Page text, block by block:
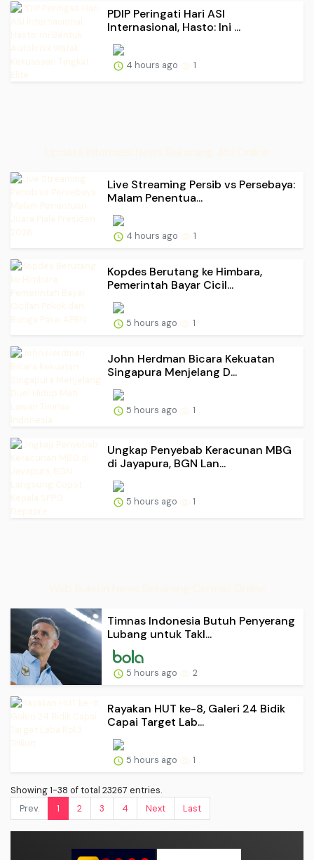
PDIP Peringati Hari ASI
Internasional, Hasto: Ini ...
4 hours ago 1
Live Streaming Persib vs Persebaya:
Malam Penentua...
4 hours ago 1
Kopdes Berutang ke Himbara,
Pemerintah Bayar Cicil...
5 hours ago 1
John Herdman Bicara Kekuatan
Singapura Menjelang D...
5 hours ago 1
Ungkap Penyebab Keracunan MBG
di Jayapura, BGN Lan...
5 hours ago 1
Timnas Indonesia Butuh Penyerang
Lubang untuk Takl...
5 hours ago 2
Rayakan HUT ke-8, Galeri 24 Bidik
Capai Target Lab...
5 hours ago 1
Showing 1-38 of total 23267 entries.
Prev.
1 2 3 4 Next Last